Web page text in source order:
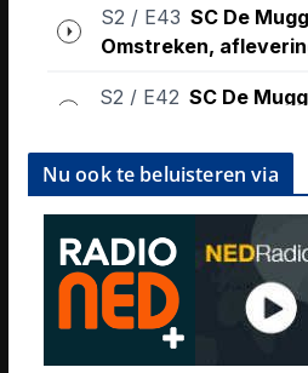
Nu ook te beluisteren via